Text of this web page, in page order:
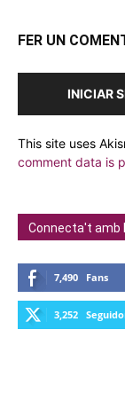
FER UN
INICIAR
This site uses
comment data is
Connecta't amb
7,490 Fans
3,252